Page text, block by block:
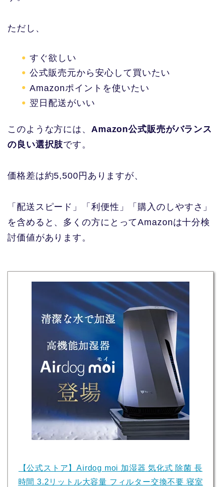
ただし、
すぐ欲しい
公式販売元から安心して買いたい
Amazonポイントを使いたい
翌日配送がいい
このような方には、 Amazon公式販売がバランス
の良い選択肢です。
価格差は約5,500円ありますが、
「配送スピード」「利便性」「購入のしやすさ」
を含めると、多くの方にとってAmazonは十分検
討価値があります。
【公式ストア】Airdog moi 加湿器 気化式 除菌 長
時間 3.2リットル大容量 フィルター交換不要 寝室